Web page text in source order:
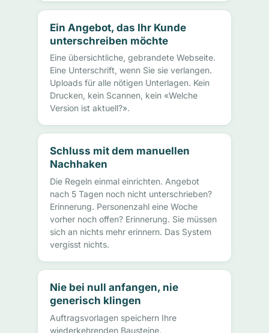
Ein Angebot, das Ihr Kunde
unterschreiben möchte
Eine übersichtliche, gebrandete Webseite.
Eine Unterschrift, wenn Sie sie verlangen.
Uploads für alle nötigen Unterlagen. Kein
Drucken, kein Scannen, kein «Welche
Version ist aktuell?».
Schluss mit dem manuellen
Nachhaken
Die Regeln einmal einrichten. Angebot
nach 5 Tagen noch nicht unterschrieben?
Erinnerung. Personenzahl eine Woche
vorher noch offen? Erinnerung. Sie müssen
sich an nichts mehr erinnern. Das System
vergisst nichts.
Nie bei null anfangen, nie
generisch klingen
Auftragsvorlagen speichern Ihre
wiederkehrenden Bausteine.